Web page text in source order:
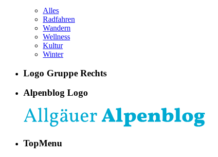
Alles
Radfahren
Wandern
Wellness
Kultur
Winter
Logo Gruppe Rechts
Alpenblog Logo
TopMenu